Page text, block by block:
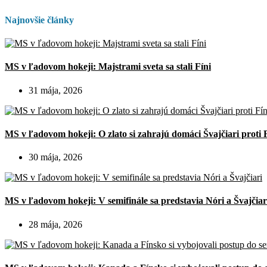
Najnovšie články
MS v ľadovom hokeji: Majstrami sveta sa stali Fíni
31 mája, 2026
MS v ľadovom hokeji: O zlato si zahrajú domáci Švajčiari proti
30 mája, 2026
MS v ľadovom hokeji: V semifinále sa predstavia Nóri a
28 mája, 2026